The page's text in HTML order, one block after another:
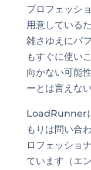
プロフェッシ
用意している
雑さゆえにパ
もすぐに使い
向かない可能
ーとは言えな
LoadRunner
もりは問い合
ロフェッショ
ています（エ